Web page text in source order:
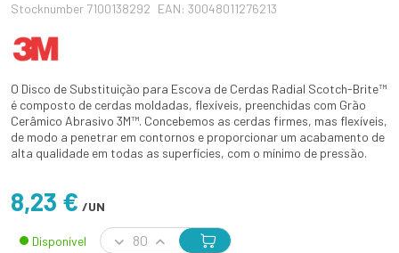
Stocknumber 7100138292 EAN: 30048011276213
O Disco de Substituição para Escova de Cerdas Radial Scotch-Brite™
é composto de cerdas moldadas, flexíveis, preenchidas com Grão
Cerâmico Abrasivo 3M™. Concebemos as cerdas firmes, mas flexíveis,
de modo a penetrar em contornos e proporcionar um acabamento de
alta qualidade em todas as superfícies, com o mínimo de pressão.
8,23 € /UN
Disponível